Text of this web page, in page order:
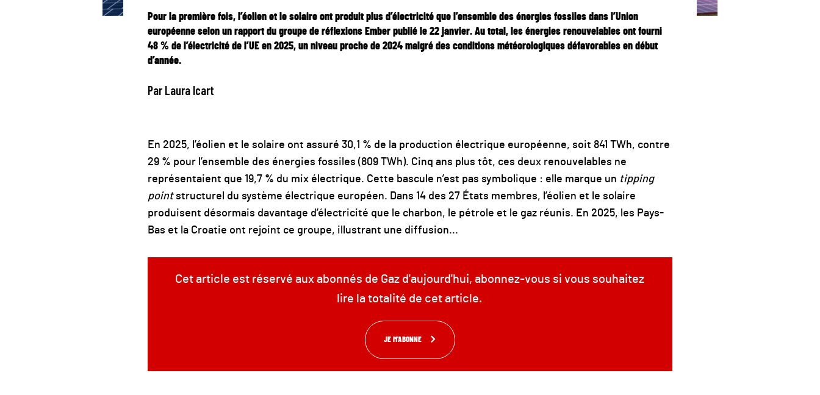
Pour la première fois, l’éolien et le solaire ont produit plus d’électricité que l’ensemble des énergies fossiles dans l’Union
européenne selon un rapport du groupe de réflexions Ember publié le 22 janvier. Au total, les énergies renouvelables ont fourni
48 % de l’électricité de l’UE en 2025, un niveau proche de 2024 malgré des conditions météorologiques défavorables en début
d’année.
Par Laura Icart
En 2025, l’éolien et le solaire ont assuré 30,1 % de la production électrique européenne, soit 841 TWh, contre
29 % pour l’ensemble des énergies fossiles (809 TWh). Cinq ans plus tôt, ces deux renouvelables ne
représentaient que 19,7 % du mix électrique. Cette bascule n’est pas symbolique : elle marque un tipping
pointstructurel du système électrique européen. Dans 14 des 27 États membres, l’éolien et le solaire
produisent désormais davantage d’électricité que le charbon, le pétrole et le gaz réunis. En 2025, les Pays-
Bas et la Croatie ont rejoint ce groupe, illustrant une diffusion...
Cet article est réservé aux abonnés de Gaz d'aujourd'hui, abonnez-vous si vous souhaitez
lire la totalité de cet article.
JE M'ABONNE